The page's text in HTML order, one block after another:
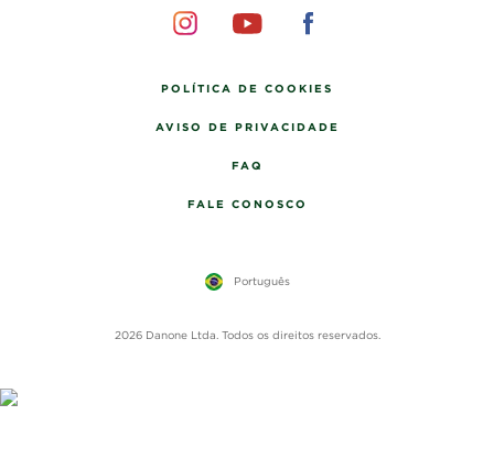
POLÍTICA DE COOKIES
AVISO DE PRIVACIDADE
FAQ
FALE CONOSCO
2026 Danone Ltda. Todos os direitos reservados.
Português